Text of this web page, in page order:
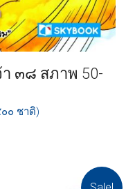
๓๘ สภาพ 50-
๐ ชาติ)